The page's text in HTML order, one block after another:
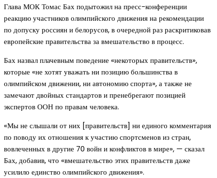
Глава МОК Томас Бах подытожил на пресс-конференции
реакцию участников олимпийского движения на рекомендации
по допуску россиян и белорусов, в очередной раз раскритиковав
европейские правительства за вмешательство в процесс.
Бах назвал плачевным поведение «некоторых правительств»,
которые «не хотят уважать ни позицию большинства в
олимпийском движении, ни автономию спорта», а также не
замечают двойных стандартов и пренебрегают позицией
экспертов ООН по правам человека.
«Мы не слышали от них [правительств] ни единого комментария
по поводу их отношения к участию спортсменов из стран,
вовлеченных в другие 70 войн и конфликтов в мире», — сказал
Бах, добавив, что «вмешательство этих правительств даже
усилило единство олимпийского движения».